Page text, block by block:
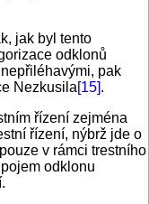
jak byl tento
odklonů
pak
Nezkusila[15].
řízení zejména
řízení, nýbrž jde o
v rámci trestního
odklonu